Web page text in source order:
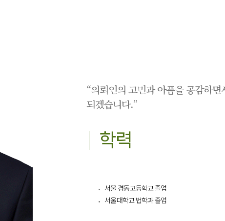
“의뢰인의 고민과 아픔을 공감하
되겠습니다.”
학력
서울 경동고등학교 졸업
서울대학교 법학과 졸업